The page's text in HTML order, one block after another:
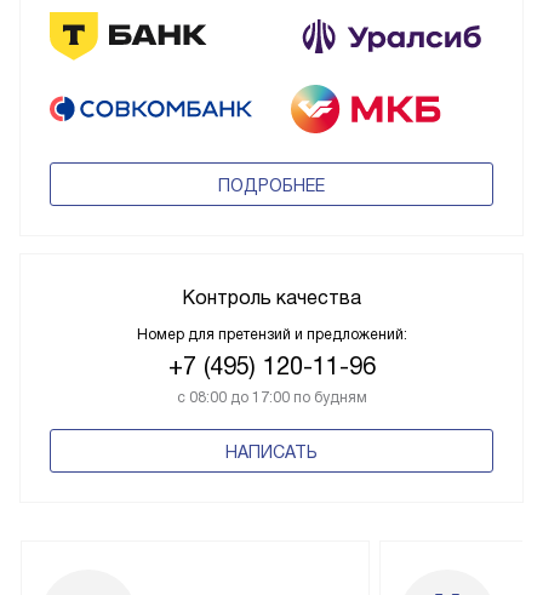
ПОДРОБНЕЕ
Контроль качества
Номер для претензий и предложений:
+7 (495) 120-11-96
с 08:00 до 17:00 по будням
НАПИСАТЬ